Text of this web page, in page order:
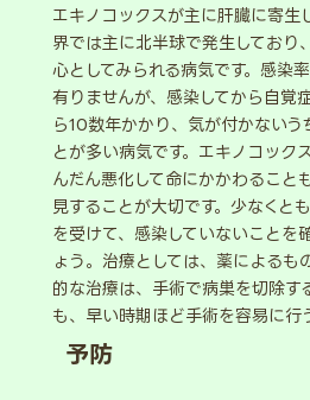
エキノコックスが主に肝臓に寄生
界では主に北半球で発生しており
心としてみられる病気です。感染
有りませんが、感染してから自覚
ら10数年かかり、気が付かないう
とが多い病気です。エキノコック
んだん悪化して命にかかわること
見することが大切です。少なくと
を受けて、感染していないことを
ょう。治療としては、薬によるも
的な治療は、手術で病巣を切除す
も、早い時期ほど手術を容易に行
予防